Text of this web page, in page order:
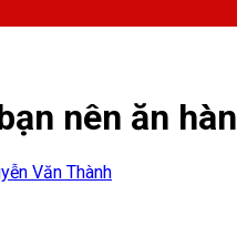
nên ăn
Văn Thành